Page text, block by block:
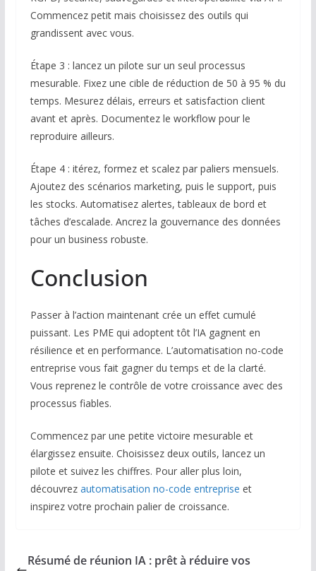
Commencez petit mais choisissez des outils qui
grandissent avec vous.
Étape 3 : lancez un pilote sur un seul processus
mesurable. Fixez une cible de réduction de 50 à 95 % du
temps. Mesurez délais, erreurs et satisfaction client
avant et après. Documentez le workflow pour le
reproduire ailleurs.
Étape 4 : itérez, formez et scalez par paliers mensuels.
Ajoutez des scénarios marketing, puis le support, puis
les stocks. Automatisez alertes, tableaux de bord et
tâches d’escalade. Ancrez la gouvernance des données
pour un business robuste.
Conclusion
Passer à l’action maintenant crée un effet cumulé
puissant. Les PME qui adoptent tôt l’IA gagnent en
résilience et en performance. L’automatisation no-code
entreprise vous fait gagner du temps et de la clarté.
Vous reprenez le contrôle de votre croissance avec des
processus fiables.
Commencez par une petite victoire mesurable et
élargissez ensuite. Choisissez deux outils, lancez un
pilote et suivez les chiffres. Pour aller plus loin,
découvrez automatisation no-code entreprise et
inspirez votre prochain palier de croissance.
Résumé de réunion IA : prêt à réduire vos